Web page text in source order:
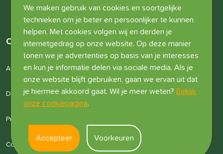
We maken gebruik van cookies en soortgelijke
technieken om je beter en persoonlijker te kunnen
helpen. Met cookies volgen wij en derden je
internetgedrag op onze website. Op deze manier
tonen we je advertenties op basis van je interesses
en kun je informatie delen via sociale media. Als je
onze website blijft gebruiken, gaan we ervan uit dat
je hiermee akkoord gaat. Wil je meer weten? Bekijk
onze cookiepagina.
Accepteer Voorkeuren
Overige informatie
Algemene voorwaarden
Disclaimer
Privacyverklaring
Cookies